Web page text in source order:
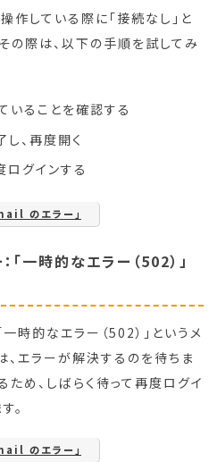
している際に「接続なし」と
の際は、以下の手順を試してみ
いることを確認する
、再度開く
ログインする
のエラー」
一時的なエラー（502）」
時的なエラー（502）」というメ
エラーが解決するのを待ちま
ため、しばらく待って再度ログイ
。
のエラー」